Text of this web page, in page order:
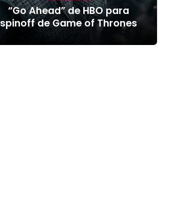
“Go Ahead” de HBO para
spinoff de Game of Thrones